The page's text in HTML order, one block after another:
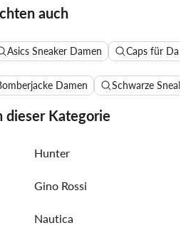
auch
Asics Sneaker Damen Caps für
Damen Schwarze
dieser Kategorie
Hunter
Gino Rossi
Nautica